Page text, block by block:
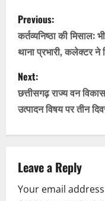
P
o
s
t
n
a
v
i
Previous:
कर्तव्यनिष्ठा की मिसाल:
थाना प्रभारी, कलेक्टर ने
Next:
छत्तीसगढ़ राज्य वन विकास
उत्पादन विषय पर तीन
Leave a Reply
Your email